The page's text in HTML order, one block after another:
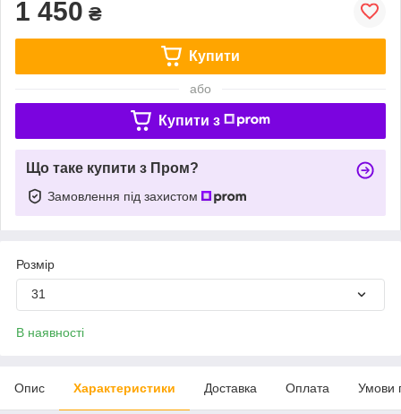
1 450 ₴
Купити
або
Купити з
Що таке купити з Пром?
Замовлення під захистом
Розмір
31
В наявності
Опис Характеристики Доставка Оплата Умови